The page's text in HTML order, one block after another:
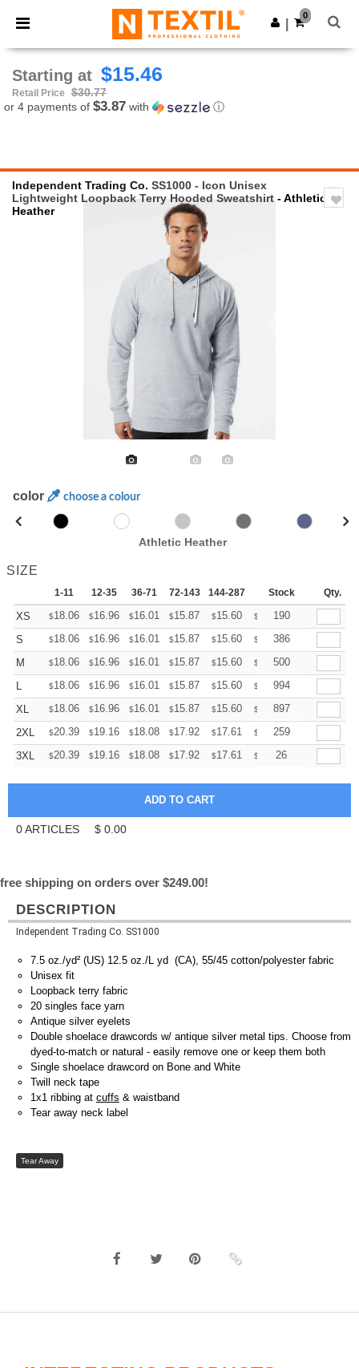
× Ntextil App
Better prices on app!
Get the app
0
Starting at $15.46
Retail Price
$30.77
or 4 payments of $3.87 with ⓘ
Independent Trading Co. SS1000 - Icon Unisex
Lightweight Loopback Terry Hooded Sweatshirt - Athletic
Heather
color choose a colour
Athletic Heather
SIZE
1-11 12-35 36-71 72-143 144-287 288 + More
Stock Qty.
XS $18.06 $16.96 $16.01 $15.87 $15.60 $ 15.46
190
S
$18.06 $16.96 $16.01 $15.87 $15.60 $ 15.46
386
M
$18.06 $16.96 $16.01 $15.87 $15.60 $ 15.46
500
L
$18.06 $16.96 $16.01 $15.87 $15.60 $ 15.46
994
XL
$18.06 $16.96 $16.01 $15.87 $15.60 $ 15.46
897
2XL
$20.39 $19.16 $18.08 $17.92 $17.61 $ 17.46
259
3XL
$20.39 $19.16 $18.08 $17.92 $17.61 $ 17.46
26
0ARTICLES $ 0.00
free shipping on orders over $249.00!
DESCRIPTION
Independent Trading Co. SS1000
7.5 oz./yd² (US) 12.5 oz./L yd (CA), 55/45 cotton/polyester fabric
Unisex fit
Loopback terry fabric
20 singles face yarn
Antique silver eyelets
Double shoelace drawcords w/ antique silver metal tips. Choose from
dyed-to-match or natural - easily remove one or keep them both
Single shoelace drawcord on Bone and White
Twill neck tape
1x1 ribbing at cuffs & waistband
Tear away neck label
Tear Away